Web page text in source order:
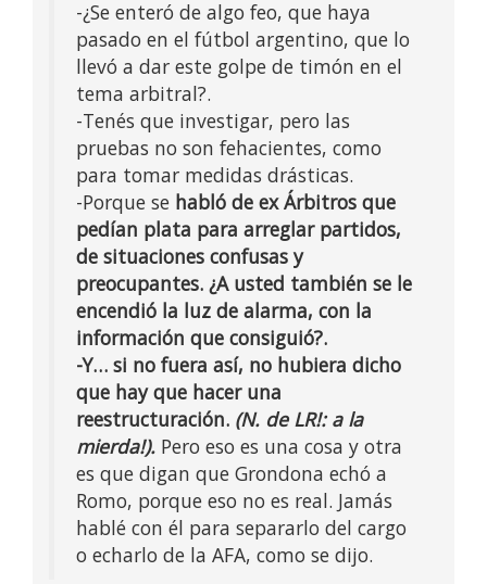
-¿Se enteró de algo feo, que haya
pasado en el fútbol argentino, que lo
llevó a dar este golpe de timón en el
tema arbitral?.
-Tenés que investigar, pero las
pruebas no son fehacientes, como
para tomar medidas drásticas.
-Porque se habló de ex Árbitros que
pedían plata para arreglar partidos,
de situaciones confusas y
preocupantes. ¿A usted también se le
encendió la luz de alarma, con la
información que consiguió?.
-Y… si no fuera así, no hubiera dicho
que hay que hacer una
reestructuración. (N. de LR!: a la
mierda!). Pero eso es una cosa y otra
es que digan que Grondona echó a
Romo, porque eso no es real. Jamás
hablé con él para separarlo del cargo
o echarlo de la AFA, como se dijo.